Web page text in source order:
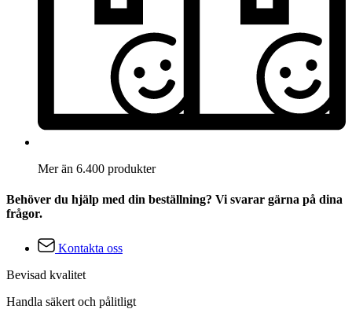
Mer än 6.400 produkter
Behöver du hjälp med din beställning? Vi svarar gärna på dina
frågor.
Kontakta oss
Bevisad kvalitet
Handla säkert och pålitligt